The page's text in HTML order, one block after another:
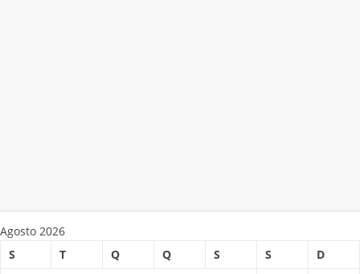
Agosto 2026
S
T Q Q S S
D